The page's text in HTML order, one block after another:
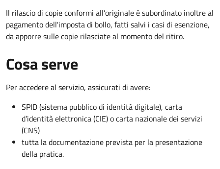
Il rilascio di copie conformi all’originale è subordinato inoltre al
pagamento dell'imposta di bollo, fatti salvi i casi di esenzione,
da apporre sulle copie rilasciate al momento del ritiro.
Cosa serve
Per accedere al servizio, assicurati di avere:
SPID (sistema pubblico di identità digitale), carta
d’identità elettronica (CIE) o carta nazionale dei servizi
(CNS)
tutta la documentazione prevista per la presentazione
della pratica.